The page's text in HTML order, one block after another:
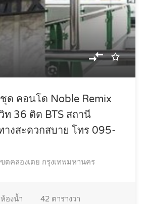
ด คอนโด Noble Remix
36 ติด BTS สถานี
างสะดวกสบาย โทร 095-
ตคลองเตย กรุงเทพมหานคร
ห้องน้ำ 42 ตารางวา